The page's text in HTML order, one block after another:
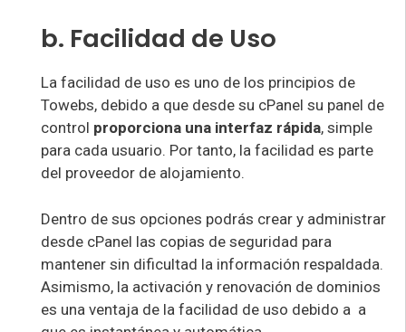
b. Facilidad de Uso
La facilidad de uso es uno de los principios de
Towebs, debido a que desde su cPanel su panel de
control proporciona una interfaz rápida, simple
para cada usuario. Por tanto, la facilidad es parte
del proveedor de alojamiento.
Dentro de sus opciones podrás crear y administrar
desde cPanel las copias de seguridad para
mantener sin dificultad la información respaldada.
Asimismo, la activación y renovación de dominios
es una ventaja de la facilidad de uso debido a a